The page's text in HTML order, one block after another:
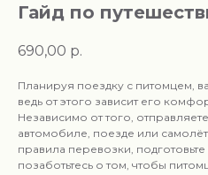
Гайд по
690,00 р.
Планируя поездку с питомцем,
ведь от этого зависит его
Независимо от того,
автомобиле, поезде или
правила перевозки,
позаботьтесь о том, чтобы